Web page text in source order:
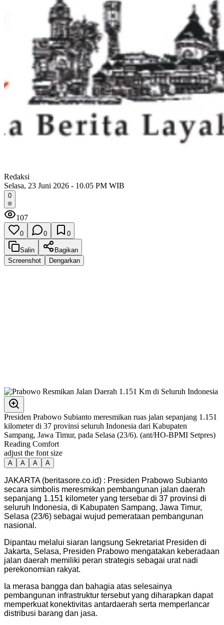
Redaksi
Selasa, 23 Juni 2026 - 10.05 PM WIB
0
107
0 0 0
Salin
Bagikan
Screenshot
Dengarkan
Presiden Prabowo Subianto meresmikan ruas jalan sepanjang 1.151
kilometer di 37 provinsi seluruh Indonesia dari Kabupaten
Sampang, Jawa Timur, pada Selasa (23/6). (ant/HO-BPMI Setpres)
Reading Comfort
adjust the font size
A A A A
JAKARTA (beritasore.co.id) : Presiden Prabowo Subianto
secara simbolis meresmikan pembangunan jalan daerah
sepanjang 1.151 kilometer yang tersebar di 37 provinsi di
seluruh Indonesia, di Kabupaten Sampang, Jawa Timur,
Selasa (23/6) sebagai wujud pemerataan pembangunan
nasional.
Dipantau melalui siaran langsung Sekretariat Presiden di
Jakarta, Selasa, Presiden Prabowo mengatakan keberadaan
jalan daerah memiliki peran strategis sebagai urat nadi
perekonomian rakyat.
Ia merasa bangga dan bahagia atas selesainya
pembangunan infrastruktur tersebut yang diharapkan dapat
memperkuat konektivitas antardaerah serta memperlancar
distribusi barang dan jasa.